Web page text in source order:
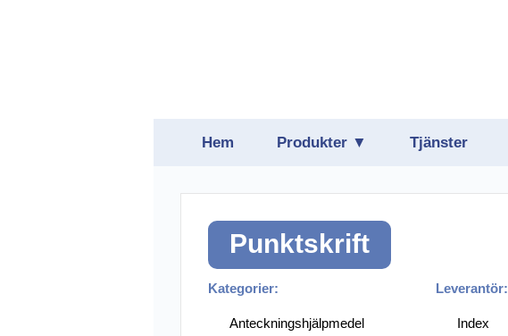
Hem
Produkter ▼
Förstoring
Hjälpmedelsprogram
Hörsel
Tjänster
Punktskrift
Kategorier:
Anteckningshjälpmedel
Leverantör:
Index